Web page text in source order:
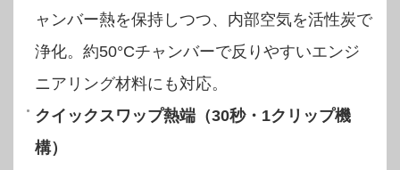
ャンバー熱を保持しつつ、内部空気を活性炭で
浄化。約50°Cチャンバーで反りやすいエンジ
ニアリング材料にも対応。
クイックスワップ熱端（30秒・1クリップ機
構）